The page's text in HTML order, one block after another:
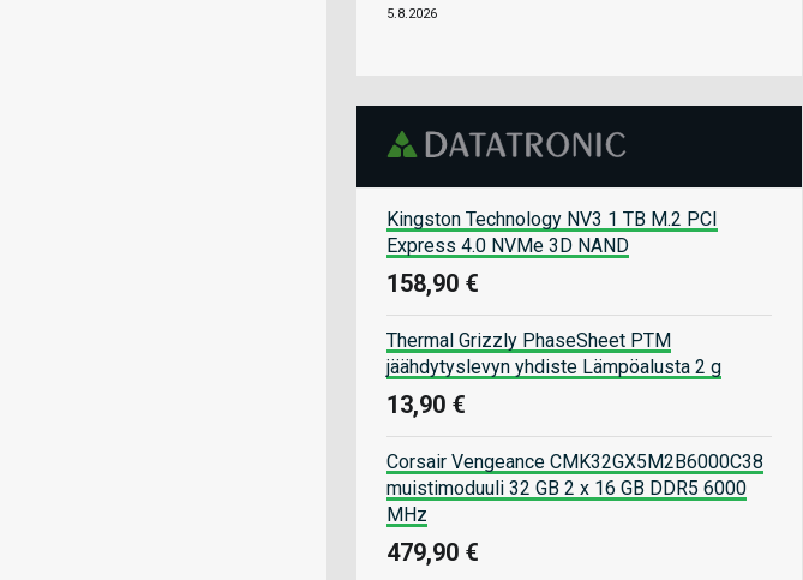
5.8.2026
Kingston Technology NV3 1 TB M.2 PCI
Express 4.0 NVMe 3D NAND
158,90 €
Thermal Grizzly PhaseSheet PTM
jäähdytyslevyn yhdiste Lämpöalusta 2 g
13,90 €
Corsair Vengeance CMK32GX5M2B6000C38
muistimoduuli 32 GB 2 x 16 GB DDR5 6000
MHz
479,90 €